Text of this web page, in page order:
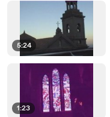
5:24
1:23